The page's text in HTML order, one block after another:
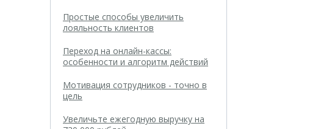
Простые способы увеличить
лояльность клиентов
Переход на онлайн-кассы:
особенности и алгоритм действий
Мотивация сотрудников - точно в
цель
Увеличьте ежегодную выручку на